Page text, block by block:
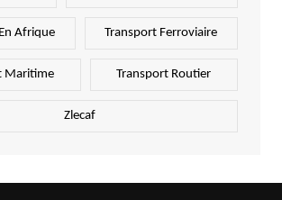
Afrique Transport Ferroviaire
Maritime Transport Routier
Zlecaf